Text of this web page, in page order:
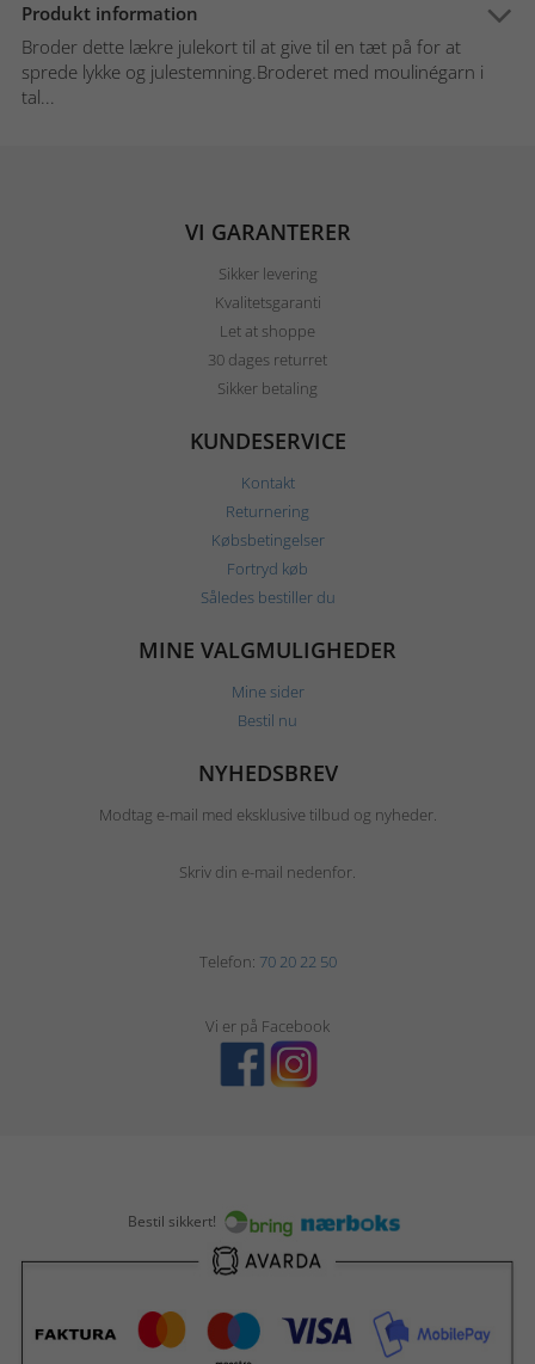
Produkt information
Broder dette lækre julekort til at give til en tæt på for at
sprede lykke og julestemning.Broderet med moulinégarn i
tal...
VI GARANTERER
Sikker levering
Kvalitetsgaranti
Let at shoppe
30 dages returret
Sikker betaling
KUNDESERVICE
Kontakt
Returnering
Købsbetingelser
Fortryd køb
Således bestiller du
MINE VALGMULIGHEDER
Mine sider
Bestil nu
NYHEDSBREV
Modtag e-mail med eksklusive tilbud og nyheder.
Skriv din e-mail nedenfor.
Telefon: 70 20 22 50
Vi er på Facebook
Bestil sikkert!